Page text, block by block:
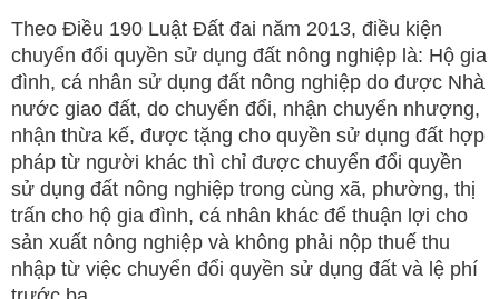
Theo Điều 190 Luật Đất đai năm 2013, điều kiện
chuyển đổi quyền sử dụng đất nông nghiệp là: Hộ gia
đình, cá nhân sử dụng đất nông nghiệp do được Nhà
nước giao đất, do chuyển đổi, nhận chuyển nhượng,
nhận thừa kế, được tặng cho quyền sử dụng đất hợp
pháp từ người khác thì chỉ được chuyển đổi quyền
sử dụng đất nông nghiệp trong cùng xã, phường, thị
trấn cho hộ gia đình, cá nhân khác để thuận lợi cho
sản xuất nông nghiệp và không phải nộp thuế thu
nhập từ việc chuyển đổi quyền sử dụng đất và lệ phí